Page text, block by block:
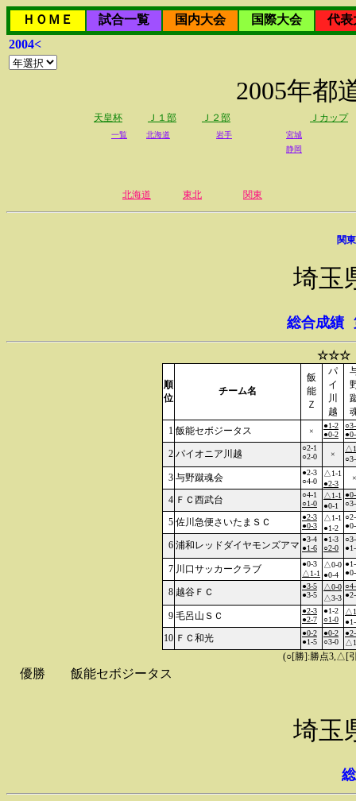
ＨＯＭＥ 試合一覧 国内大会 国際大会
代表
2004<
2005年都
天皇杯 Ｊ１部 Ｊ２部 Ｊカップ
一覧 北海道 岩手
宮城
静岡
北海道 東北 関東
関
埼玉
総合成績
☆☆☆
順
位
チーム名
飯
能
Ｚ
パ
イ
川
越
1 飯能セボジータス ×
●1-2
●0-2
2 パイオニア川越
○2-1
○2-0
×
3 与野蹴魂会
●2-3
○4-0
△1-1
●2-3
×
4 ＦＣ西武台
○4-1
○1-0
△1-1
●0-1
5 佐川急便さいたまＳＣ
●2-3
●0-3
△1-1
●1-2
6 浦和レッドダイヤモンズアマ
●3-4
●1-6
●1-3
○2-0
7 川口サッカークラブ
●0-3
△1-1
△0-0
●0-4
8 越谷ＦＣ
●3-5
●3-5
△0-0
△3-3
9 毛呂山ＳＣ
●2-3
●2-7
●1-2
○1-0
10 ＦＣ和光
●0-2
●1-5
●0-2
○3-0
(○[勝]:勝点3,△[
優勝 飯能セボジータス
埼玉